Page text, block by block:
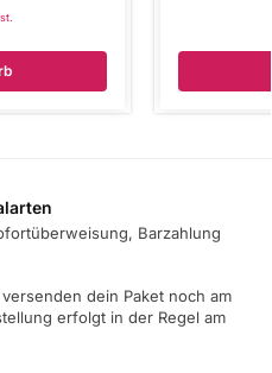
Barzahlung
dein Paket noch am
erfolgt in der Regel am